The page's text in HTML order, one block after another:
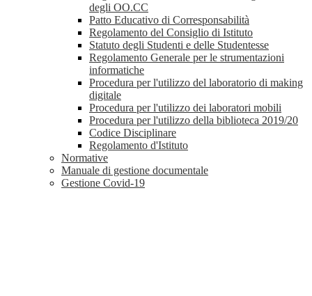
degli OO.CC
Patto Educativo di Corresponsabilità
Regolamento del Consiglio di Istituto
Statuto degli Studenti e delle Studentesse
Regolamento Generale per le strumentazioni
informatiche
Procedura per l'utilizzo del laboratorio di making
digitale
Procedura per l'utilizzo dei laboratori mobili
Procedura per l'utilizzo della biblioteca 2019/20
Codice Disciplinare
Regolamento d'Istituto
Normative
Manuale di gestione documentale
Gestione Covid-19